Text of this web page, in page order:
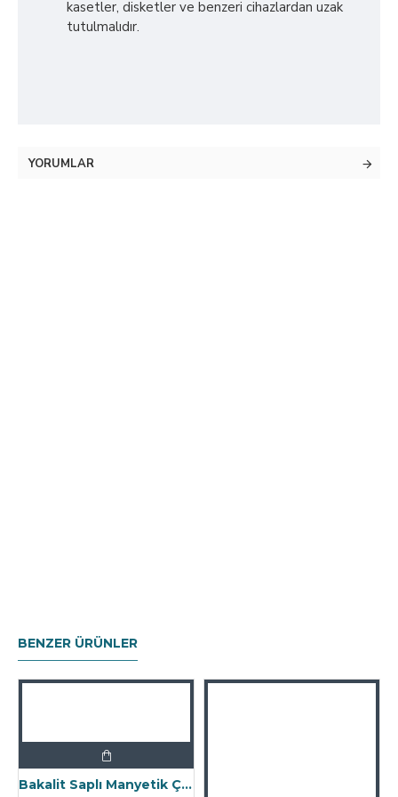
kasetler, disketler ve benzeri cihazlardan uzak
tutulmalıdır.
YORUMLAR
BENZER ÜRÜNLER
Bakalit Saplı Manyetik Çubuk Mıknatıs - Ø25x140 mm - Yüksek Gauss Gücü